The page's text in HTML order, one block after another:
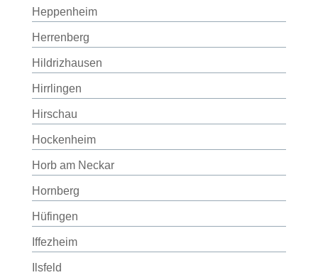
Heppenheim
Herrenberg
Hildrizhausen
Hirrlingen
Hirschau
Hockenheim
Horb am Neckar
Hornberg
Hüfingen
Iffezheim
Ilsfeld